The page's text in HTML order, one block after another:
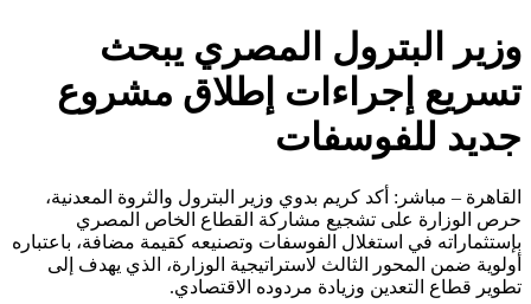
وزير البترول المصري يبحث
تسريع إجراءات إطلاق مشروع
جديد للفوسفات
القاهرة – مباشر: أكد كريم بدوي وزير البترول والثروة المعدنية،
حرص الوزارة على تشجيع مشاركة القطاع الخاص المصري
بإستثماراته في استغلال الفوسفات وتصنيعه كقيمة مضافة، باعتباره
أولوية ضمن المحور الثالث لاستراتيجية الوزارة، الذي يهدف إلى
تطوير قطاع التعدين وزيادة مردوده الاقتصادي.